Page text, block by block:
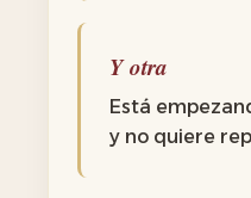
Y otra
Está
y no quiere